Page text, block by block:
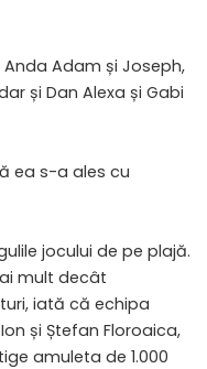
Adam și Joseph,
și Dan Alexa și Gabi
ea s-a ales cu
jocului de pe plajă.
mult decât
iată că echipa
și Ștefan Floroaica,
amuleta de 1.000